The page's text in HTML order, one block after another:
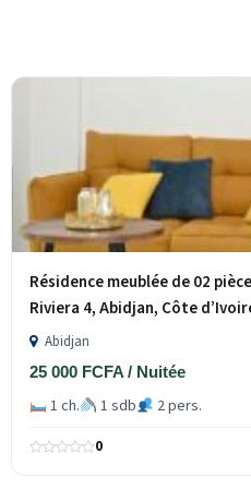
Résidence meublée de 02
Riviera 4, Abidjan, Côte
Abidjan
25 000 FCFA / Nuitée
1 ch. 1 sdb 2 pers.
0